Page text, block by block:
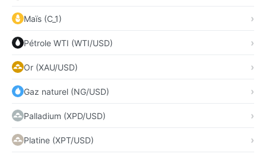
Maïs (C_1)
Pétrole WTI (WTI/USD)
Or (XAU/USD)
Gaz naturel (NG/USD)
Palladium (XPD/USD)
Platine (XPT/USD)